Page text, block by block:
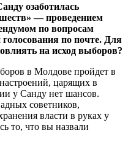
озаботилась
— проведением
по вопросам
по почте. Для
на исход выборов?
в Молдове пройдет в
царящих в
у Санду нет шансов.
советников,
власти в руках у
то, что вы назвали